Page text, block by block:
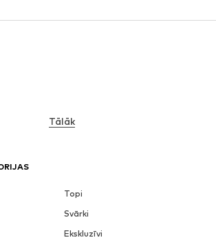
Topi
Svārki
Ekskluzīvi
Tālāk